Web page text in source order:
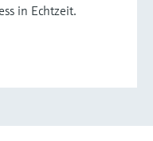
in Echtzeit.